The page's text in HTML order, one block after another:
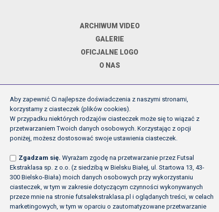
ARCHIWUM VIDEO
GALERIE
OFICJALNE LOGO
O NAS
DOKUMENTY
REGULAMIN ROZGRYWEK FE
INNE
POLITYKA PRYWATNOŚCI
Aby zapewnić Ci najlepsze doświadczenia z naszymi stronami,
korzystamy z ciasteczek (plików cookies).
W przypadku niektórych rodzajów ciasteczek może się to wiązać z
przetwarzaniem Twoich danych osobowych. Korzystając z opcji
poniżej, możesz dostosować swoje ustawienia ciasteczek.
Zgadzam się. Wyrażam zgodę na przetwarzanie przez Futsal
Ekstraklasa sp. z o.o. (z siedzibą w Bielsku Białej, ul. Startowa 13, 43-
300 Bielsko-Biała) moich danych osobowych przy wykorzystaniu
ciasteczek, w tym w zakresie dotyczącym czynności wykonywanych
przeze mnie na stronie futsalekstraklasa.pl i oglądanych treści, w celach
marketingowych, w tym w oparciu o zautomatyzowane przetwarzanie